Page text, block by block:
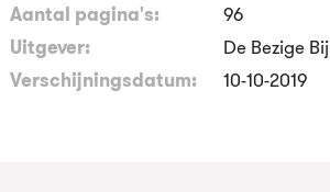
Aantal pagina's:
96
Uitgever:
De Bezige Bij
Verschijningsdatum:
10-10-2019